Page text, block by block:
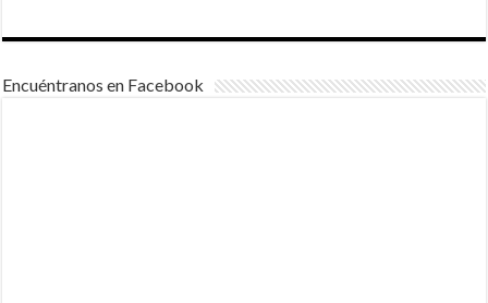
Encuéntranos en Facebook